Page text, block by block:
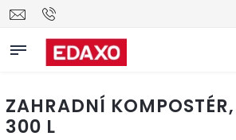
ZAHRADNÍ
300 L